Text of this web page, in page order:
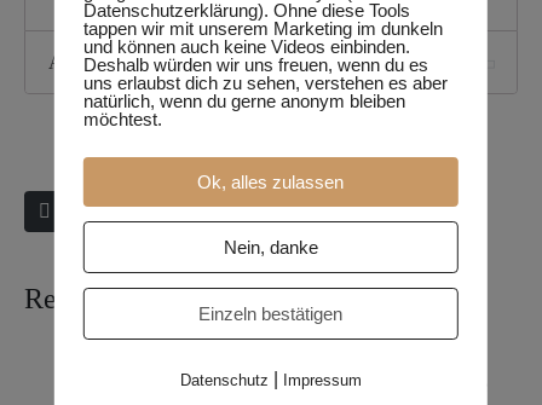
Additional information
Related products
Rote Waldameise Asiatische Mörtelbiene
Datenschutzerklärung). Ohne diese Tools
tappen wir mit unserem Marketing im dunkeln
und können auch keine Videos einbinden.
Deshalb würden wir uns freuen, wenn du es
uns erlaubst dich zu sehen, verstehen es aber
natürlich, wenn du gerne anonym bleiben
möchtest.
Ok, alles zulassen
Nein, danke
Einzeln bestätigen
Datenschutz Impressum